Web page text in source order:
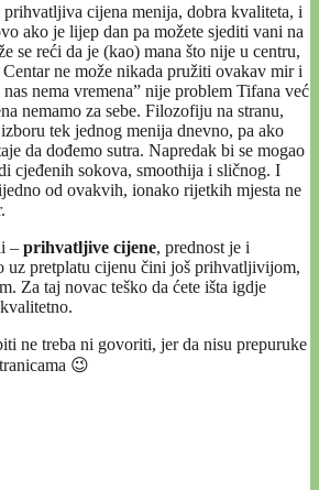
cijena menija, dobra kvaliteta, i
ako je lijep dan pa možete sjediti vani na
se reći da je (kao) mana što nije u centru,
ne može nikada pružiti ovakav mir i
nema vremena” nije problem Tifana već
nemamo za sebe. Filozofiju na stranu,
tek jednog menija dnevno, pa ako
da dođemo sutra. Napredak bi se mogao
cjeđenih sokova, smoothija i sličnog. I
od ovakvih, ionako rijetkih mjesta ne
– prihvatljive cijene, prednost je i
uz pretplatu cijenu čini još prihvatljivijom,
Za taj novac teško da ćete išta igdje
ne treba ni govoriti, jer da nisu prepuruke
😉